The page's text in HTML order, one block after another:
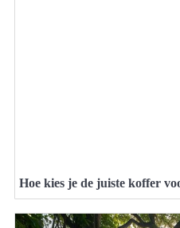
Hoe kies je de juiste koffer